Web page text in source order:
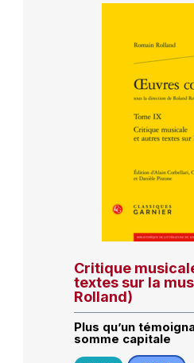
Critique
textes sur la
Rolland)
Plus qu’un
somme capitale